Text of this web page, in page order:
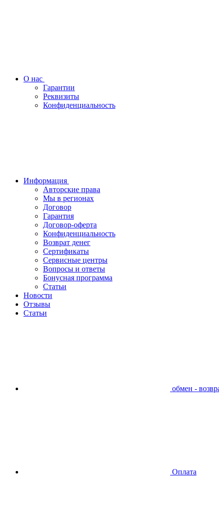
О нас
Гарантии
Реквизиты
Конфиденциальность
Информация
Авторские права
Мы в регионах
Договор
Гарантия
Договор-оферта
Конфиденциальность
Возврат денег
Сертификаты
Сервисные центры
Вопросы и ответы
Бонусная программа
Статьи
Новости
Отзывы
Статьи
обмен -
Оплата